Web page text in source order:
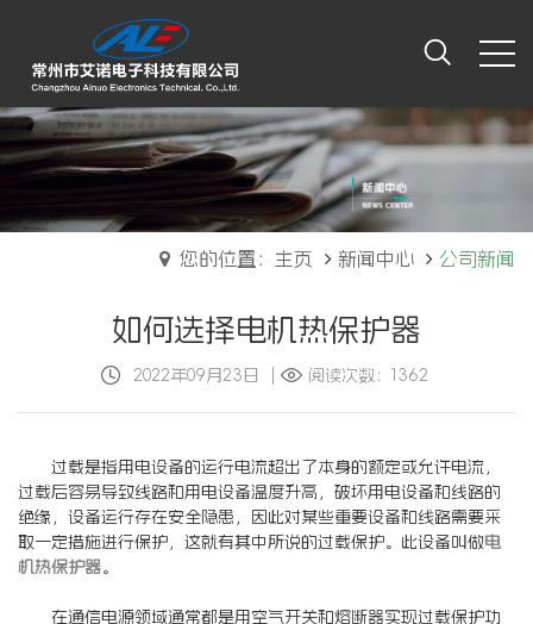
您的位置：主页 新闻中心 公司新闻
如何选择电机热保护器
2022年09月23日 阅读次数：1362
过载是指用电设备的运行电流超出了本身的额定或允许电流，
过载后容易导致线路和用电设备温度升高，破坏用电设备和线路的
绝缘，设备运行存在安全隐患，因此对某些重要设备和线路需要采
取一定措施进行保护，这就有其中所说的过载保护。此设备叫做电
机热保护器。
在通信电源领域通常都是用空气开关和熔断器实现过载保护功